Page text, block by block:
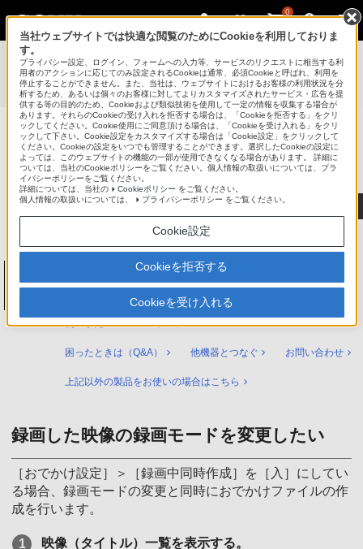
0
使いかたマニュアル（取扱説明 Web版）
BDZ-ZT2000 / BDZ-ZT1000 / BDZ-ZW1000 / BDZ-ZW500
使いかたマニュアル
ブルーレイディスク/DVDレコーダー
サポート・お問い合わせ
ブルーレイディスク/DVDレコーダー
BDZ-ZT2000 / BDZ-ZT1000 / BDZ-ZW1000
使いかたマニュアル トップ
困ったときは（Q&A） 他機器とつなぐ お問い合わせ
上記以外の製品をお使いの場合はこちら
録画した映像の録画モードを変更したい
［おでかけ設定］＞［録画中同時作成］を［入］にしてい
る場合、録画モードの変更と同時におでかけファイルの作
成を行います。
映像（タイトル）一覧を表示する。
当社ウェブサイトでは快適な閲覧のためにCookieを利用しておりま
す。
プライバシー設定、ログイン、フォームへの入力等、サービスのリクエストに相当する利
用者のアクションに応じてのみ設定されるCookieは通常、必須Cookieと呼ばれ、利用を
停止することができません。また、当社は、ウェブサイトにおけるお客様の利用状況を分
析するため、あるいは個々のお客様に対してよりカスタマイズされたサービス・広告を提
供する等の目的のため、Cookieおよび類似技術を使用して一定の情報を収集する場合が
あります。それらのCookieの受け入れを拒否する場合は、「Cookieを拒否する」をクリ
ックしてください。Cookie使用にご同意頂ける場合は、「Cookieを受け入れる」をクリ
ックして下さい。Cookie設定をカスタマイズする場合は「Cookie設定」をクリックして
ください。Cookieの設定をいつでも管理することができます。選択したCookieの設定に
よっては、このウェブサイトの機能の一部が使用できなくなる場合があります。 詳細に
ついては、当社のCookieポリシーをご覧ください。個人情報の取扱いについては、プラ
イバシーポリシーをご覧ください。
詳細については、当社の
Cookieポリシー をご覧ください。
個人情報の取扱いについては、
プライバシーポリシー をご覧ください。
Cookie設定
Cookieを拒否する
Cookieを受け入れる